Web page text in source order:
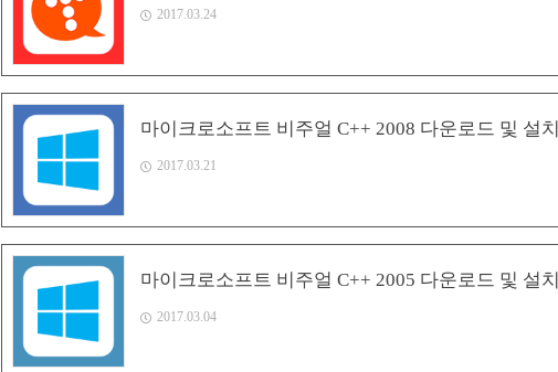
2017.03.24
마이크로소프트 비주얼 C++ 2008 다운로드 및 설치
2017.03.21
마이크로소프트 비주얼 C++ 2005 다운로드 및 설치
2017.03.04